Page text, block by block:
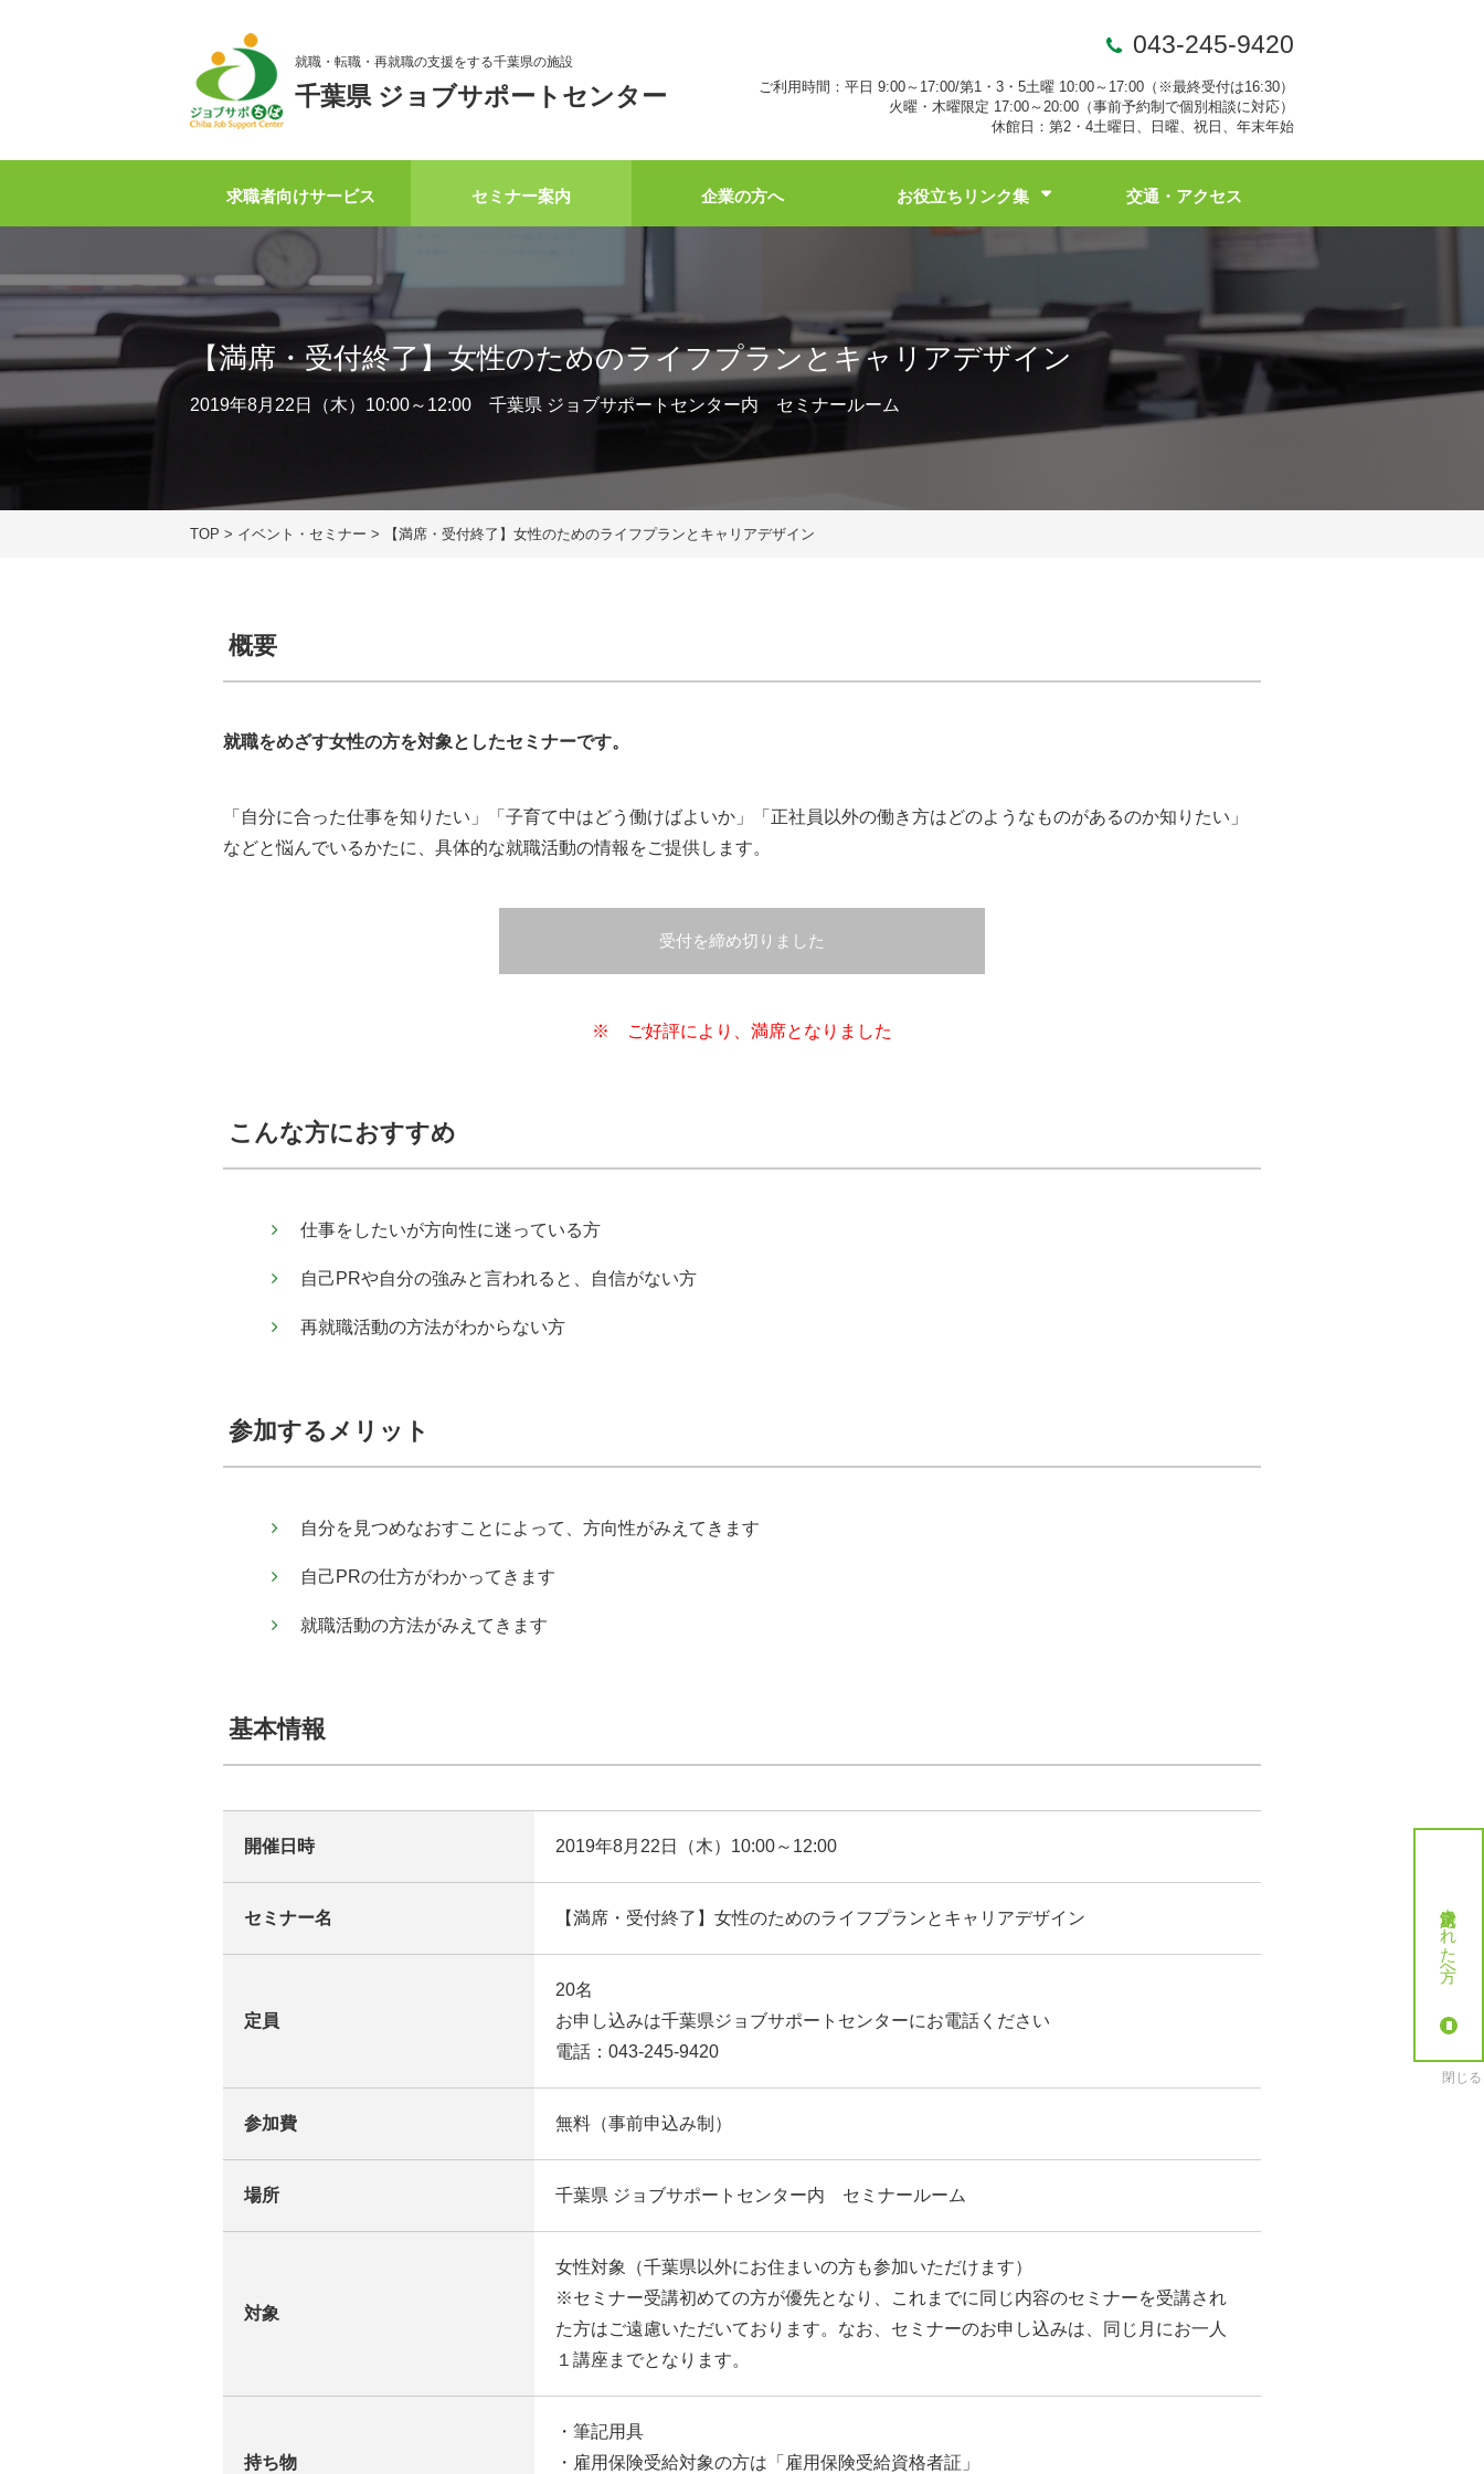
就職・転職・再就職の支援をする千葉県の施設
千葉県 ジョブサポートセンター
043-245-9420
ご利用時間：平日 9:00～17:00/第1・3・5土曜 10:00～17:00（※最終受付は16:30）
火曜・木曜限定 17:00～20:00（事前予約制で個別相談に対応）
休館日：第2・4土曜日、日曜、祝日、年末年始
求職者向けサービス セミナー案内 企業の方へ お役立ちリンク集 交通・アクセス
【満席・受付終了】女性のためのライフプランとキャリアデザイン
2019年8月22日（木）10:00～12:00 千葉県 ジョブサポートセンター内 セミナールーム
TOP > イベント・セミナー > 【満席・受付終了】女性のためのライフプランとキャリアデザイン
概要
就職をめざす女性の方を対象としたセミナーです。
「自分に合った仕事を知りたい」「子育て中はどう働けばよいか」「正社員以外の働き方はどのようなものがあるのか知りたい」
などと悩んでいるかたに、具体的な就職活動の情報をご提供します。
受付を締め切りました
※ ご好評により、満席となりました
こんな方におすすめ
仕事をしたいが方向性に迷っている方
自己PRや自分の強みと言われると、自信がない方
再就職活動の方法がわからない方
参加するメリット
自分を見つめなおすことによって、方向性がみえてきます
自己PRの仕方がわかってきます
就職活動の方法がみえてきます
基本情報
開催日時 2019年8月22日（木）10:00～12:00
セミナー名 【満席・受付終了】女性のためのライフプランとキャリアデザイン
定員
20名
お申し込みは千葉県ジョブサポートセンターにお電話ください
電話：043-245-9420
参加費 無料（事前申込み制）
場所 千葉県 ジョブサポートセンター内 セミナールーム
対象
女性対象（千葉県以外にお住まいの方も参加いただけます）
※セミナー受講初めての方が優先となり、これまでに同じ内容のセミナーを受講され
た方はご遠慮いただいております。なお、セミナーのお申し込みは、同じ月にお一人
１講座までとなります。
持ち物
・筆記用具
・雇用保険受給対象の方は「雇用保険受給資格者証」
就労決定された方へ
閉じる